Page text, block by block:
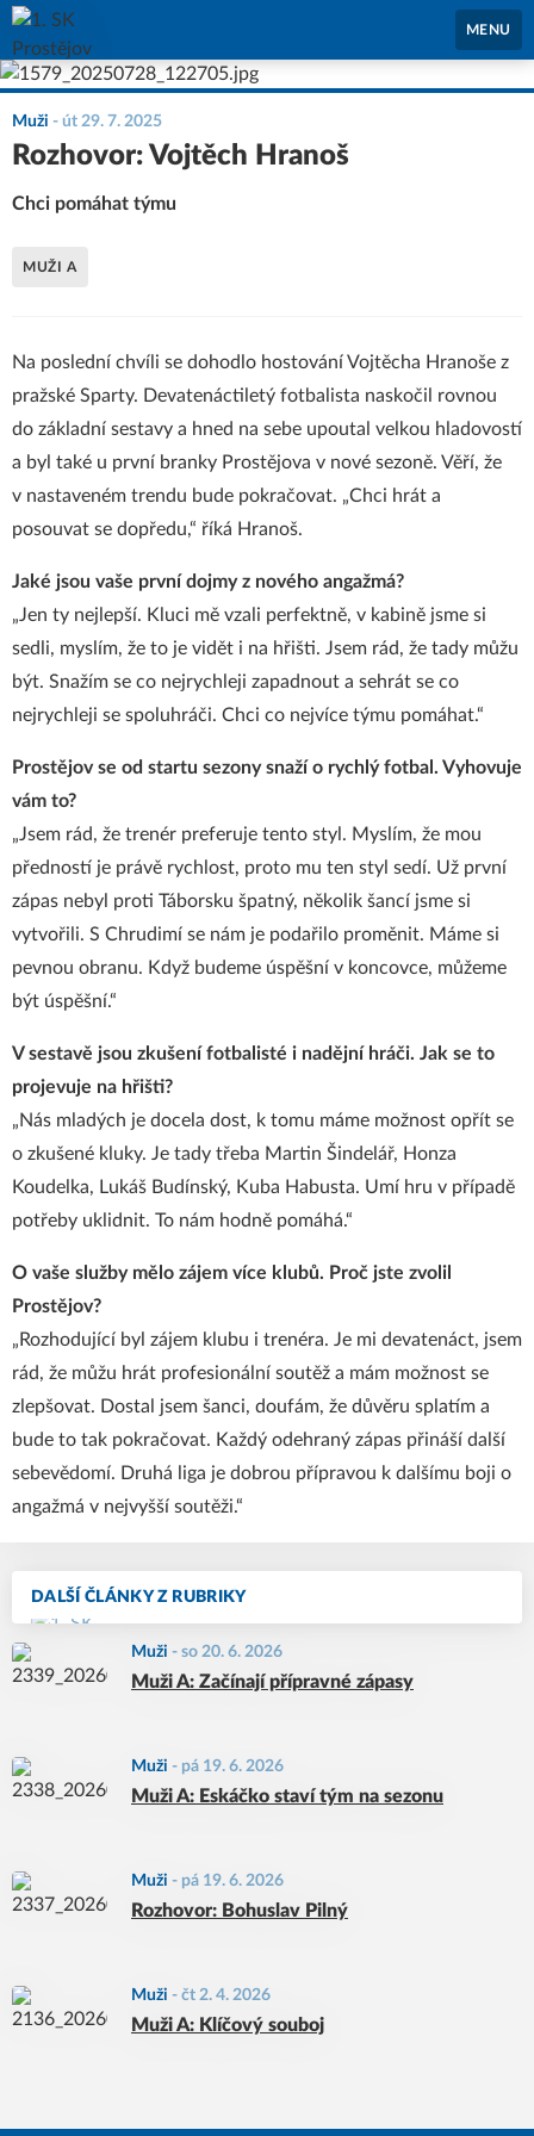
1. SK Prostějov
MENU
DALŠÍ ČLÁNKY Z RUBRIKY
Muži - so 20. 6. 2026
Muži A: Začínají přípravné zápasy
Muži - pá 19. 6. 2026
Muži A: Eskáčko staví tým na sezonu
Muži - pá 19. 6. 2026
Rozhovor: Bohuslav Pilný
Muži - čt 2. 4. 2026
Muži A: Klíčový souboj
Muži - út 29. 7. 2025
Rozhovor: Vojtěch Hranoš
Chci pomáhat týmu
MUŽI A
Na poslední chvíli se dohodlo hostování Vojtěcha Hranoše z
pražské Sparty. Devatenáctiletý fotbalista naskočil rovnou
do základní sestavy a hned na sebe upoutal velkou hladovostí
a byl také u první branky Prostějova v nové sezoně. Věří, že
v nastaveném trendu bude pokračovat. „Chci hrát a
posouvat se dopředu,“ říká Hranoš.
Jaké jsou vaše první dojmy z nového angažmá?
„Jen ty nejlepší. Kluci mě vzali perfektně, v kabině jsme si
sedli, myslím, že to je vidět i na hřišti. Jsem rád, že tady můžu
být. Snažím se co nejrychleji zapadnout a sehrát se co
nejrychleji se spoluhráči. Chci co nejvíce týmu pomáhat.“
Prostějov se od startu sezony snaží o rychlý fotbal. Vyhovuje
vám to?
„Jsem rád, že trenér preferuje tento styl. Myslím, že mou
předností je právě rychlost, proto mu ten styl sedí. Už první
zápas nebyl proti Táborsku špatný, několik šancí jsme si
vytvořili. S Chrudimí se nám je podařilo proměnit. Máme si
pevnou obranu. Když budeme úspěšní v koncovce, můžeme
být úspěšní.“
V sestavě jsou zkušení fotbalisté i nadějní hráči. Jak se to
projevuje na hřišti?
„Nás mladých je docela dost, k tomu máme možnost opřít se
o zkušené kluky. Je tady třeba Martin Šindelář, Honza
Koudelka, Lukáš Budínský, Kuba Habusta. Umí hru v případě
potřeby uklidnit. To nám hodně pomáhá.“
O vaše služby mělo zájem více klubů. Proč jste zvolil
Prostějov?
„Rozhodující byl zájem klubu i trenéra. Je mi devatenáct, jsem
rád, že můžu hrát profesionální soutěž a mám možnost se
zlepšovat. Dostal jsem šanci, doufám, že důvěru splatím a
bude to tak pokračovat. Každý odehraný zápas přináší další
sebevědomí. Druhá liga je dobrou přípravou k dalšímu boji o
angažmá v nejvyšší soutěži.“